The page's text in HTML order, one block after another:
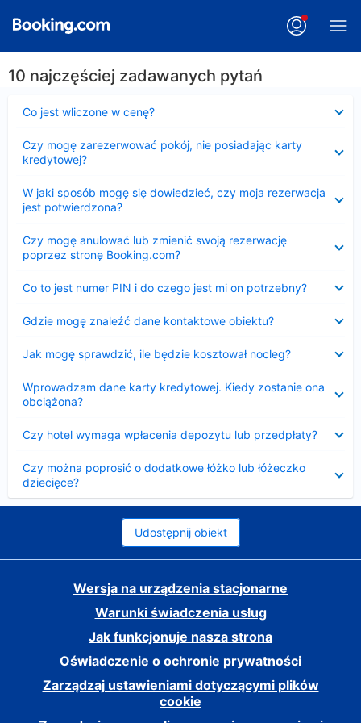
10 najczęściej zadawanych pytań
Co jest wliczone w cenę?
Czy mogę zarezerwować pokój, nie posiadając karty
kredytowej?
W jaki sposób mogę się dowiedzieć, czy moja rezerwacja
jest potwierdzona?
Czy mogę anulować lub zmienić swoją rezerwację
poprzez stronę Booking.com?
Co to jest numer PIN i do czego jest mi on potrzebny?
Gdzie mogę znaleźć dane kontaktowe obiektu?
Jak mogę sprawdzić, ile będzie kosztował nocleg?
Wprowadzam dane karty kredytowej. Kiedy zostanie ona
obciążona?
Czy hotel wymaga wpłacenia depozytu lub przedpłaty?
Czy można poprosić o dodatkowe łóżko lub łóżeczko
dziecięce?
Udostępnij obiekt
Wersja na urządzenia stacjonarne
Warunki świadczenia usług
Jak funkcjonuje nasza strona
Oświadczenie o ochronie prywatności
Zarządzaj ustawieniami dotyczącymi plików
cookie